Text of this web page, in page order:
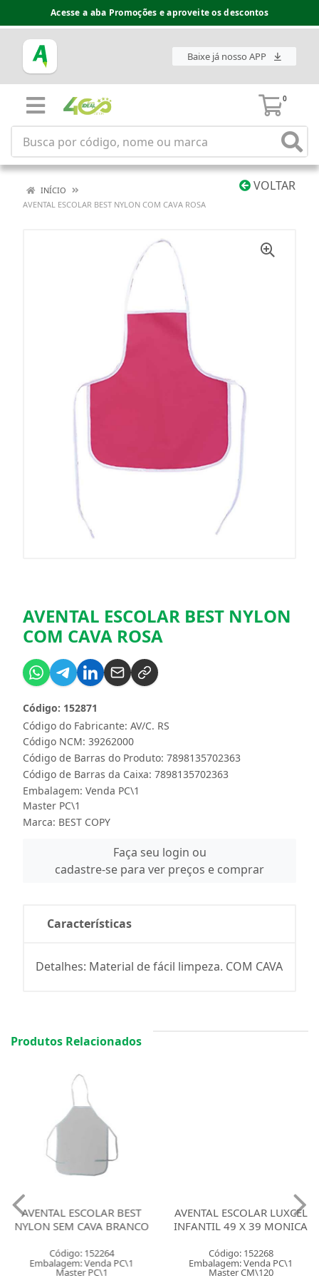
Acesse a aba Promoções e aproveite os descontos
Baixe já nosso APP
0
VOLTAR
INÍCIO
AVENTAL ESCOLAR BEST NYLON COM CAVA ROSA
AVENTAL ESCOLAR BEST NYLON
COM CAVA ROSA
Código do Fabricante: AV/C. RS
Código: 152871
Código NCM: 39262000
Código de Barras do Produto: 7898135702363
Código de Barras da Caixa: 7898135702363
Embalagem: Venda PC\1
Master PC\1
Marca: BEST COPY
Faça seu login ou
cadastre-se para ver preços e comprar
Características
Detalhes: Material de fácil limpeza. COM CAVA
Produtos Relacionados
AVENTAL ESCOLAR BEST
NYLON SEM CAVA BRANCO
Código: 152264
Embalagem: Venda PC\1
Master PC\1
AVENTAL ESCOLAR LUXCEL
INFANTIL 49 X 39 MONICA
Código: 152268
Embalagem: Venda PC\1
Master CM\120